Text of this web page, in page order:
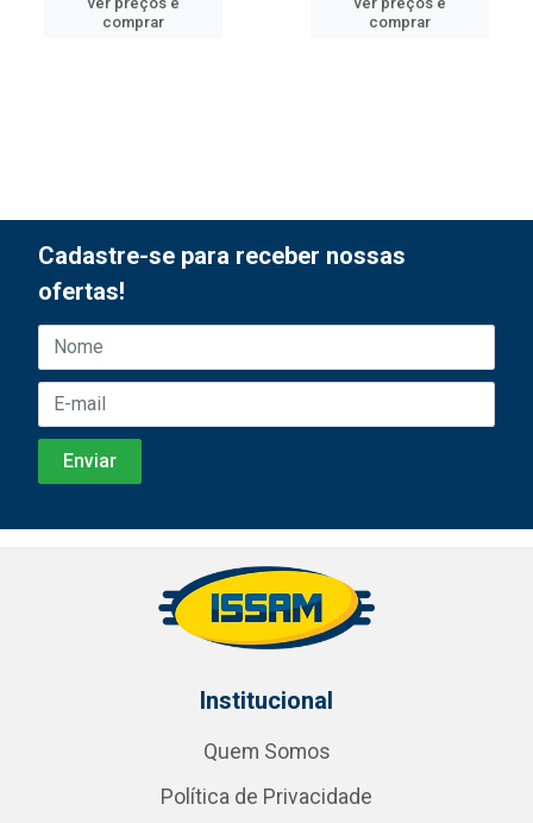
comprar
comprar
Cadastre-se para receber nossas
ofertas!
Institucional
Quem Somos
Política de Privacidade